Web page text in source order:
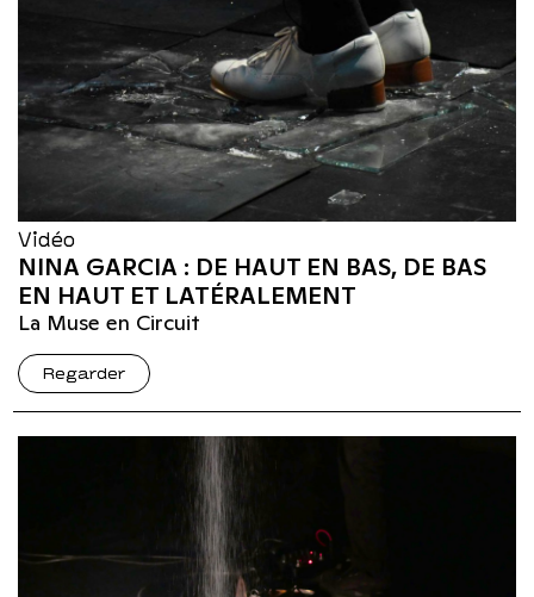
Vidéo
NINA GARCIA : DE HAUT EN BAS, DE BAS
EN HAUT ET LATÉRALEMENT
La Muse en Circuit
Regarder